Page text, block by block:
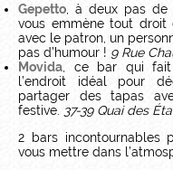
Gepetto , à deux pas de
vous emmène tout droit
avec le patron, un
pas d’humour ! 9 Rue
Movida , ce bar qui
l’endroit idéal pour
partager des tapas
festive. 37-39 Quai des
2 bars incontournables
vous mettre dans